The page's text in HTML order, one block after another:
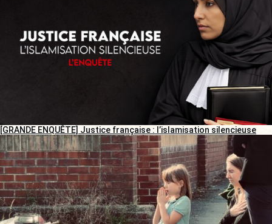
[GRANDE ENQUÊTE] Justice française : l’islamisation silencieuse